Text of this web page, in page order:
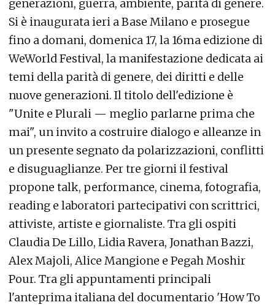
generazioni, guerra, ambiente, parità di genere.
Si è inaugurata ieri a Base Milano e prosegue
fino a domani, domenica 17, la 16ma edizione di
WeWorld Festival, la manifestazione dedicata ai
temi della parità di genere, dei diritti e delle
nuove generazioni. Il titolo dell'edizione è
"Unite e Plurali — meglio parlarne prima che
mai", un invito a costruire dialogo e alleanze in
un presente segnato da polarizzazioni, conflitti
e disuguaglianze. Per tre giorni il festival
propone talk, performance, cinema, fotografia,
reading e laboratori partecipativi con scrittrici,
attiviste, artiste e giornaliste. Tra gli ospiti
Claudia De Lillo, Lidia Ravera, Jonathan Bazzi,
Alex Majoli, Alice Mangione e Pegah Moshir
Pour. Tra gli appuntamenti principali
l'anteprima italiana del documentario 'How To